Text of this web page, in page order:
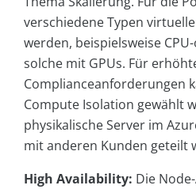
verschiedene Typen
werden, beispielsweise
solche mit GPUs. Für
Complianceanforderungen
Compute Isolation gewählt
physikalische Server im
mit anderen Kunden geteilt
High Availability: Die